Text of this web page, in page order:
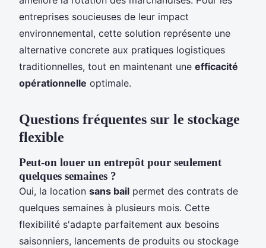
entreprises soucieuses de leur impact
environnemental, cette solution représente une
alternative concrete aux pratiques logistiques
traditionnelles, tout en maintenant une efficacité
opérationnelle optimale.
Questions fréquentes sur le stockage
flexible
Peut-on louer un entrepôt pour seulement
quelques semaines ?
Oui, la location sans bail permet des contrats de
quelques semaines à plusieurs mois. Cette
flexibilité s'adapte parfaitement aux besoins
saisonniers, lancements de produits ou stockage